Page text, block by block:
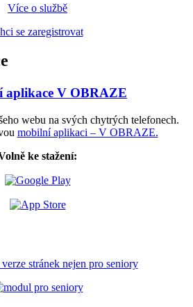
Více o službě
se zaregistrovat
webu na svých chytrých telefonech.
mobilní aplikaci – V OBRAZE.
ke stažení:
stránek nejen pro seniory